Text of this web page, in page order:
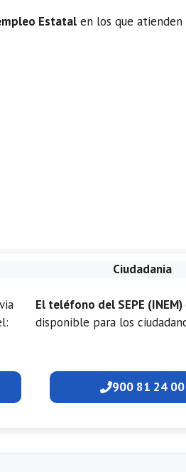
Estatal en los que atienden
Ciudadania
El teléfono del SEPE (INEM)
disponible para los
900 81 24 00